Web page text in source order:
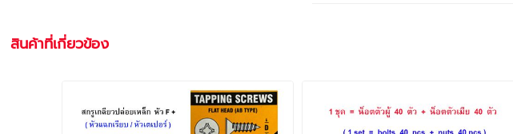
สินค้าที่เกี่ยวข้อง